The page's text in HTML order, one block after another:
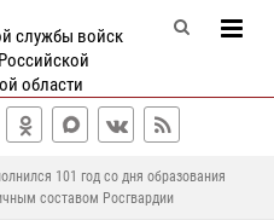
службы войск
области
101 год со дня образования
составом Росгвардии